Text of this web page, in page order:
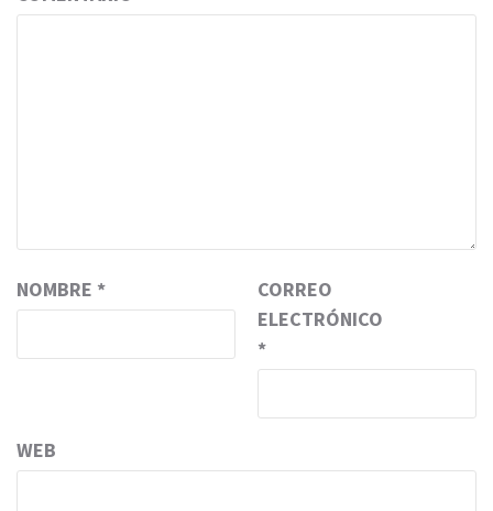
NOMBRE *
CORREO
ELECTRÓNICO
*
WEB